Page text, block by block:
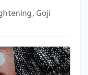
Goji